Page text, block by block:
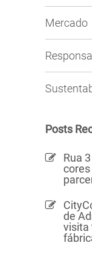
Mercado
Posts
Rua
de
visita